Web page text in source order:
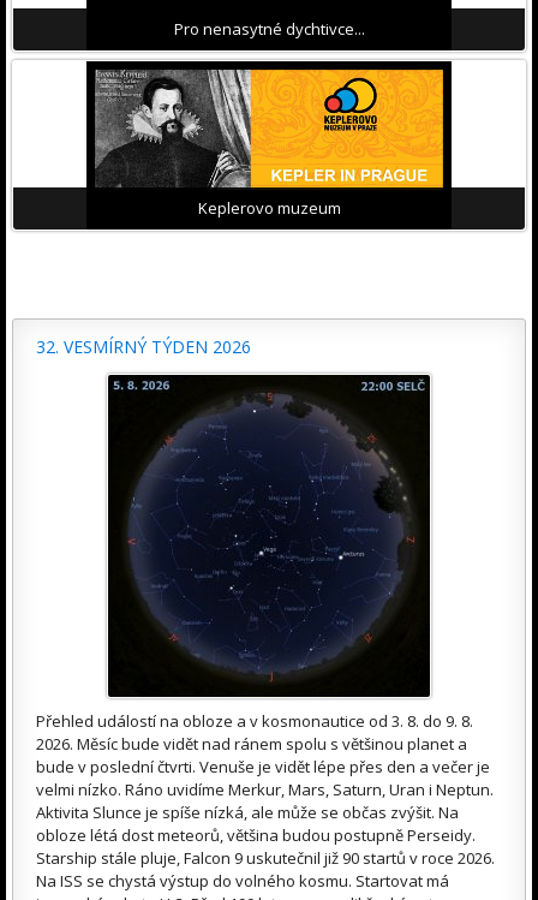
Pro nenasytné dychtivce...
Keplerovo muzeum
32. VESMÍRNÝ TÝDEN 2026
Přehled událostí na obloze a v kosmonautice od 3. 8. do 9. 8.
2026. Měsíc bude vidět nad ránem spolu s většinou planet a
bude v poslední čtvrti. Venuše je vidět lépe přes den a večer je
velmi nízko. Ráno uvidíme Merkur, Mars, Saturn, Uran i Neptun.
Aktivita Slunce je spíše nízká, ale může se občas zvýšit. Na
obloze létá dost meteorů, většina budou postupně Perseidy.
Starship stále pluje, Falcon 9 uskutečnil již 90 startů v roce 2026.
Na ISS se chystá výstup do volného kosmu. Startovat má